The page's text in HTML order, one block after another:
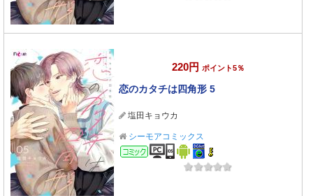
220円 ポイント5％
恋のカタチは四角形 5
塩田キョウカ
シーモアコミックス
コミック